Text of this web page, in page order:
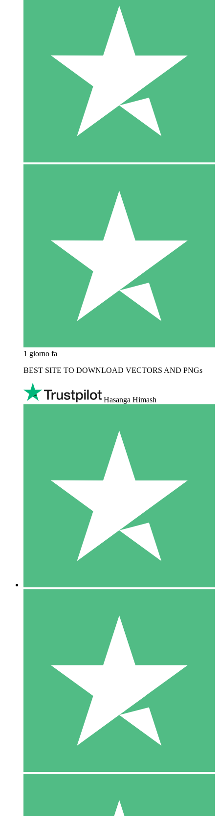
1 giorno fa
BEST SITE TO DOWNLOAD VECTORS AND PNGs
Hasanga Himash